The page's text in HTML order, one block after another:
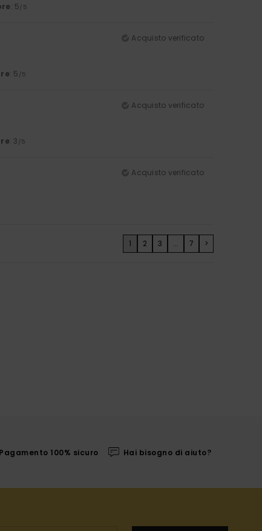
: 5/5
Acquisto verificato
: 5 /5
Acquisto verificato
: 3 /5
Acquisto verificato
1 2 3 ... 7 >
Pagamento 100% sicuro Hai bisogno di aiuto?